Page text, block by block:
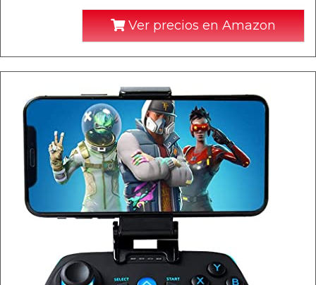
Ver precios en Amazon